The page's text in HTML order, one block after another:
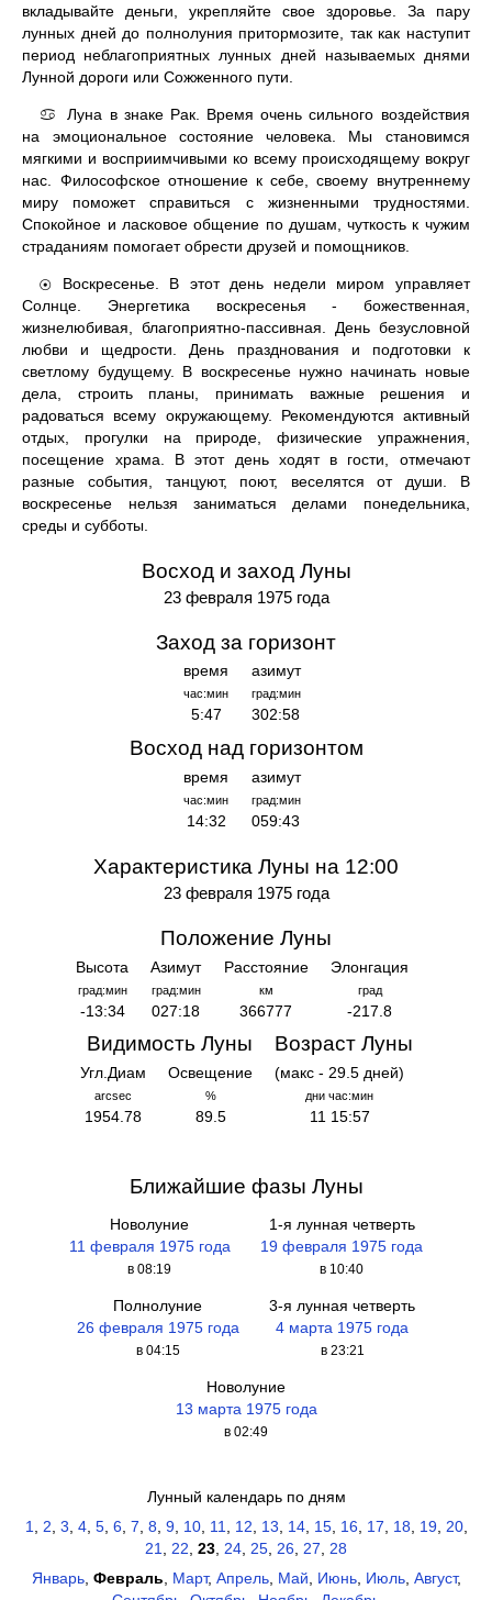
вкладывайте деньги, укрепляйте свое здоровье. За пару
лунных дней до полнолуния притормозите, так как наступит
период неблагоприятных лунных дней называемых днями
Лунной дороги или Сожженного пути.
♋
Луна в знаке Рак. Время очень сильного воздействия
на эмоциональное состояние человека. Мы становимся
мягкими и восприимчивыми ко всему происходящему вокруг
нас. Философское отношение к себе, своему внутреннему
миру поможет справиться с жизненными трудностями.
Спокойное и ласковое общение по душам, чуткость к чужим
страданиям помогает обрести друзей и помощников.
☉
Воскресенье. В этот день недели миром управляет
Солнце. Энергетика воскресенья - божественная,
жизнелюбивая, благоприятно-пассивная. День безусловной
любви и щедрости. День празднования и подготовки к
светлому будущему. В воскресенье нужно начинать новые
дела, строить планы, принимать важные решения и
радоваться всему окружающему. Рекомендуются активный
отдых, прогулки на природе, физические упражнения,
посещение храма. В этот день ходят в гости, отмечают
разные события, танцуют, поют, веселятся от души. В
воскресенье нельзя заниматься делами понедельника,
среды и субботы.
Восход и заход Луны
23 февраля 1975 года
Заход за горизонт
время
час:мин
5:47
азимут
град:мин
302:58
Восход над горизонтом
время
час:мин
14:32
азимут
град:мин
059:43
Характеристика Луны на 12:00
23 февраля 1975 года
Положение Луны
Высота
град:мин
-13:34
Азимут
град:мин
027:18
Расстояние
км
366777
Элонгация
град
-217.8
Видимость Луны
Угл.Диам
arcsec
1954.78
Освещение
%
89.5
Возраст Луны
(макс - 29.5 дней)
дни час:мин
11 15:57
Ближайшие фазы Луны
Новолуние
11 февраля 1975 года
в 08:19
1-я лунная четверть
19 февраля 1975 года
в 10:40
Полнолуние
26 февраля 1975 года
в 04:15
3-я лунная четверть
4 марта 1975 года
в 23:21
Новолуние
13 марта 1975 года
в 02:49
Лунный календарь по дням
1, 2, 3, 4, 5, 6, 7, 8, 9, 10, 11, 12, 13, 14, 15, 16, 17, 18, 19, 20,
21, 22, 23, 24, 25, 26, 27, 28
Январь, Февраль Март, Апрель, Май Июнь, Июль, Август,